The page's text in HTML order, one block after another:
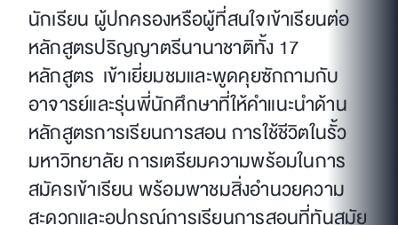
นักเรียน ผู้ปกครองหรือผู้ที่สนใจเข้าเรียนต่อ
หลักสูตรปริญญาตรีนานาชาติทั้ง 17
หลักสูตร เข้าเยี่ยมชมและพูดคุยซักถามกับ
อาจารย์และรุ่นพี่นักศึกษาที่ให้คำแนะนำด้าน
หลักสูตรการเรียนการสอน การใช้ชีวิตในรั้ว
มหาวิทยาลัย การเตรียมความพร้อมในการ
สมัครเข้าเรียน พร้อมพาชมสิ่งอำนวยความ